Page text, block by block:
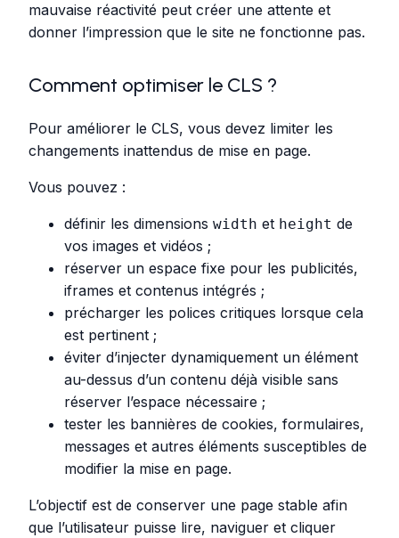
mauvaise réactivité peut créer une attente et
donner l’impression que le site ne fonctionne pas.
Comment optimiser le CLS ?
Pour améliorer le CLS, vous devez limiter les
changements inattendus de mise en page.
Vous pouvez :
définir les dimensions width et height de
vos images et vidéos ;
réserver un espace fixe pour les publicités,
iframes et contenus intégrés ;
précharger les polices critiques lorsque cela
est pertinent ;
éviter d’injecter dynamiquement un élément
au-dessus d’un contenu déjà visible sans
réserver l’espace nécessaire ;
tester les bannières de cookies, formulaires,
messages et autres éléments susceptibles de
modifier la mise en page.
L’objectif est de conserver une page stable afin
que l’utilisateur puisse lire, naviguer et cliquer